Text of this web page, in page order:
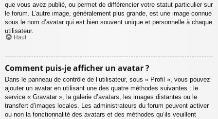
que vous avez publié, ou permet de différencier votre statut particulier sur
le forum. L’autre image, généralement plus grande, est une image connue
sous le nom d’avatar qui est bien souvent unique et personnelle à chaque
utilisateur.
Haut
Comment puis-je afficher un avatar ?
Dans le panneau de contrôle de l’utilisateur, sous « Profil », vous pouvez
ajouter un avatar en utilisant une des quatre méthodes suivantes : le
service « Gravatar », la galerie d’avatars, les images distantes ou le
transfert d’images locales. Les administrateurs du forum peuvent activer
ou non la fonctionnalité des avatars et des méthodes qu’ils veuillent